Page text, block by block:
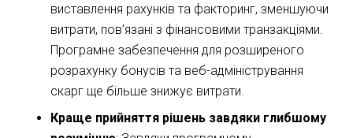
виставлення рахунків та факторинг, зменшуючи
витрати, пов’язані з фінансовими транзакціями.
Програмне забезпечення для розширеного
розрахунку бонусів та веб-адміністрування
скарг ще більше знижує витрати.
Краще прийняття рішень завдяки глибшому